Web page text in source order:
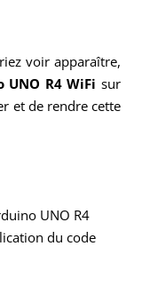
voir apparaître,
UNO R4 WiFi sur
et de rendre cette
UNO R4
du code